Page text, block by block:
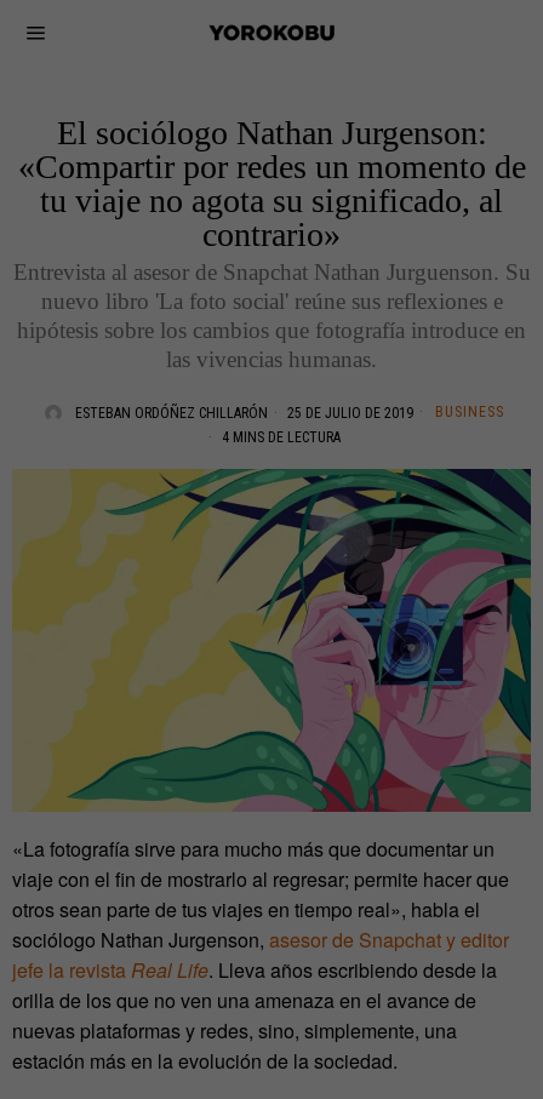
El sociólogo Nathan Jurgenson:
«Compartir por redes un momento de
tu viaje no agota su significado, al
contrario»
Entrevista al asesor de Snapchat Nathan Jurguenson. Su
nuevo libro 'La foto social' reúne sus reflexiones e
hipótesis sobre los cambios que fotografía introduce en
las vivencias humanas.
ESTEBAN ORDÓÑEZ CHILLARÓN 25 DE JULIO DE 2019
BUSINESS
4 MINS DE LECTURA
«La fotografía sirve para mucho más que documentar un
viaje con el fin de mostrarlo al regresar; permite hacer que
otros sean parte de tus viajes en tiempo real», habla el
sociólogo Nathan Jurgenson, asesor de Snapchat y editor
jefe la revista Real Life. Lleva años escribiendo desde la
orilla de los que no ven una amenaza en el avance de
nuevas plataformas y redes, sino, simplemente, una
estación más en la evolución de la sociedad.